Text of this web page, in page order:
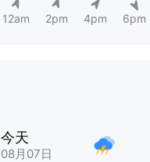
12am 2pm 4pm 6pm
今天
08月07日